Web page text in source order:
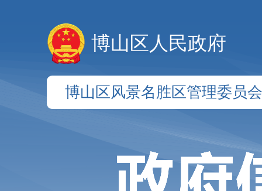
博山区人民政府
博山区风景名胜区管理委员会